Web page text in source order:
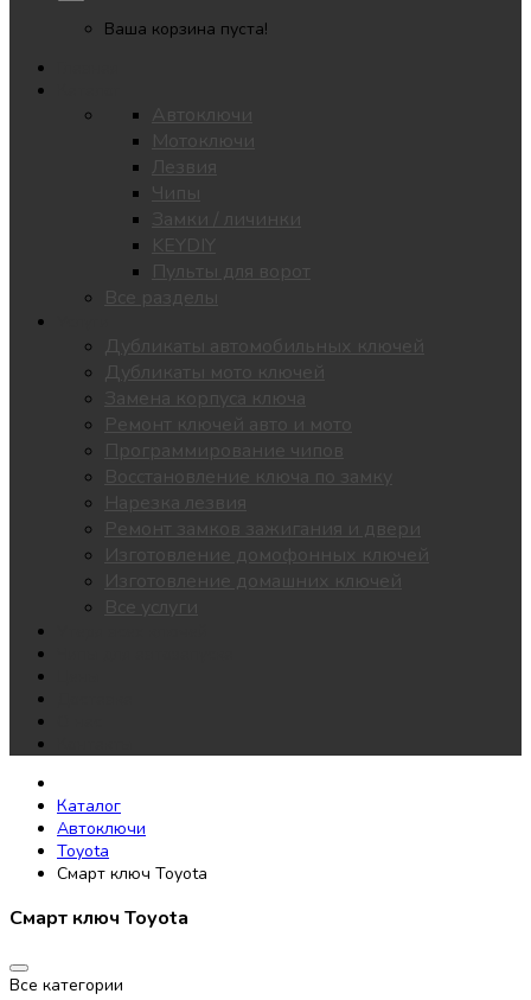
Ваша корзина пуста!
Автоключи
Мотоключи
Лезвия
Замки / личинки
KEYDIY
Пульты для ворот
Все разделы
Дубликаты автомобильных ключей
Дубликаты мото ключей
Замена корпуса ключа
Ремонт ключей авто и мото
Программирование чипов
Восстановление ключа по замку
Нарезка лезвия
Ремонт замков зажигания и двери
Изготовление домофонных ключей
Изготовление домашних ключей
Все услуги
Каталог
Автоключи
Toyota
Смарт ключ Toyota
Смарт ключ Toyota
Все категории